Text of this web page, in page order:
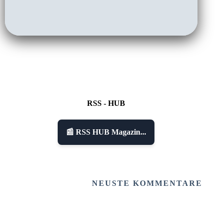
RSS - HUB
📰 RSS HUB Magazin...
NEUSTE KOMMENTARE